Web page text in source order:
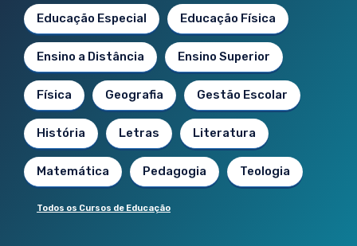
Educação Especial Educação Física
Ensino a Distância Ensino Superior
Física Geografia Gestão Escolar
História Letras Literatura
Matemática Pedagogia Teologia
Todos os Cursos de Educação